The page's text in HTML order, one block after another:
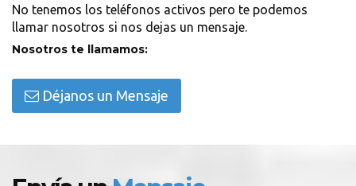
No tenemos los teléfonos activos pero te podemos
llamar nosotros si nos dejas un mensaje.
Nosotros te llamamos:
Déjanos un Mensaje